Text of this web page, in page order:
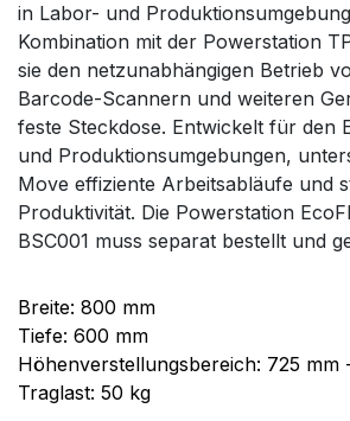
in Labor- und
Kombination mit der Powerstation
sie den netzunabhängigen Betrieb
Barcode-Scannern und weiteren
feste Steckdose. Entwickelt für den
und Produktionsumgebungen,
Move effiziente Arbeitsabläufe und
Produktivität. Die Powerstation
BSC001 muss separat bestellt und
Breite: 800 mm
Tiefe: 600 mm
Höhenverstellungsbereich: 725 mm
Traglast: 50 kg